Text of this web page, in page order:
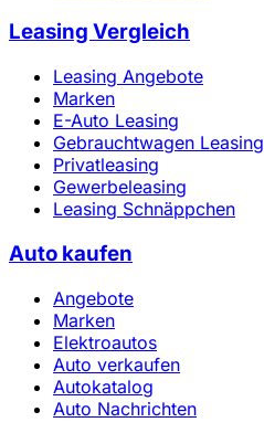
Leasing Vergleich
Leasing Angebote
Marken
E-Auto Leasing
Gebrauchtwagen Leasing
Privatleasing
Gewerbeleasing
Leasing Schnäppchen
Auto kaufen
Angebote
Marken
Elektroautos
Auto verkaufen
Autokatalog
Auto Nachrichten